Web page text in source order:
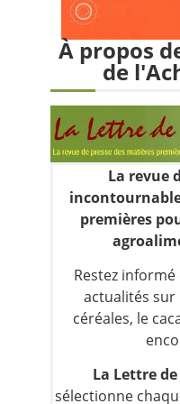
À propos
de
La revue
premières
Restez
actualités sur
céréales, le
La Lettre
sélectionne